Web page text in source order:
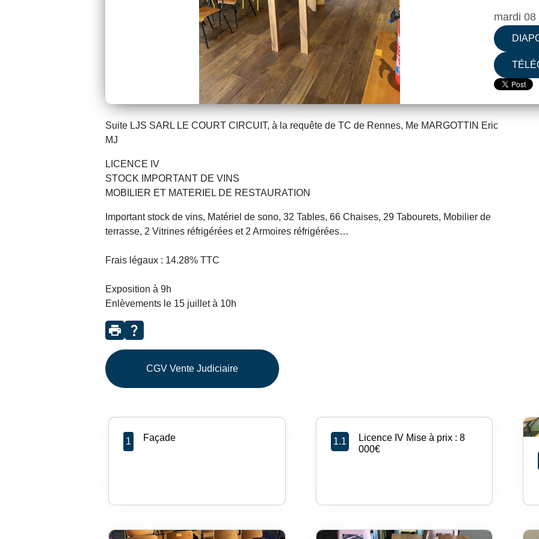
mardi
Suite LJS SARL LE COURT CIRCUIT, à la requête de TC de Rennes, Me MARGOTTIN Eric
MJ
LICENCE IV
STOCK IMPORTANT DE VINS
MOBILIER ET MATERIEL DE RESTAURATION
Important stock de vins, Matériel de sono, 32 Tables, 66 Chaises, 29 Tabourets, Mobilier de
terrasse, 2 Vitrines réfrigérées et 2 Armoires réfrigérées…
Frais légaux : 14.28% TTC
Exposition à 9h
Enlèvements le 15 juillet à 10h
print question_mark
CGV Vente Judiciaire
1 Façade 1.1
Licence IV Mise à prix : 8
000€